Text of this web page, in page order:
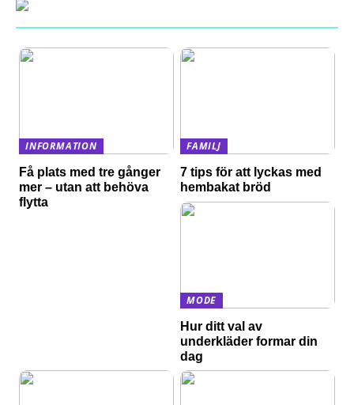
INFORMATION
Få plats med tre gånger
mer – utan att behöva
flytta
FAMILJ
7 tips för att lyckas med
hembakat bröd
MODE
Hur ditt val av
underkläder formar din
dag